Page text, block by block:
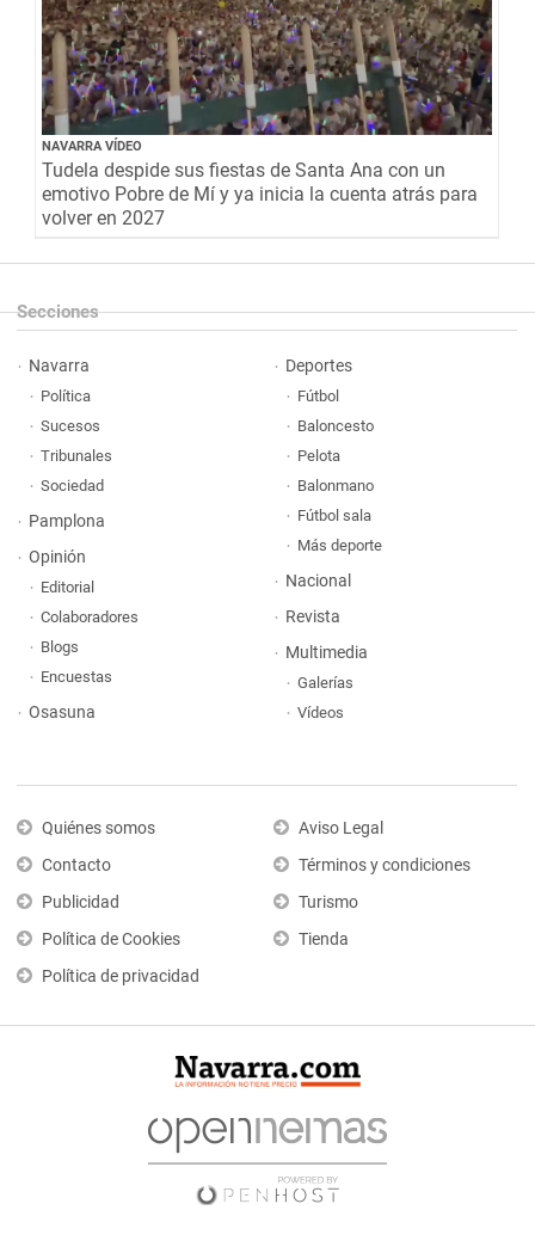
NAVARRA VÍDEO
Tudela despide sus fiestas de Santa Ana con un
emotivo Pobre de Mí y ya inicia la cuenta atrás para
volver en 2027
Secciones
Navarra
Política
Sucesos
Tribunales
Sociedad
Pamplona
Opinión
Editorial
Colaboradores
Blogs
Encuestas
Osasuna
Deportes
Fútbol
Baloncesto
Pelota
Balonmano
Fútbol sala
Más deporte
Nacional
Revista
Multimedia
Galerías
Vídeos
Quiénes somos
Contacto
Publicidad
Política de Cookies
Política de privacidad
Aviso Legal
Términos y condiciones
Turismo
Tienda